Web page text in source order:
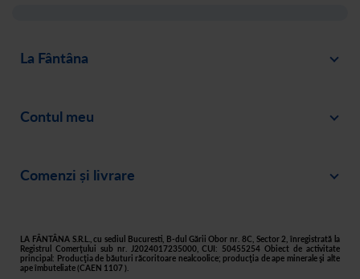
La Fântâna
Despre noi
Recomandă un prieten
Filtre apă acasă
Contul meu
Creează-ți cont
Asistență
Comenzi și livrare
Livrare
Retur
LA FÂNTÂNA S.R.L., cu sediul Bucuresti, B-dul Gării Obor nr. 8C, Sector 2, înregistrată la
Registrul Comerţului sub nr. J2024017235000, CUI: 50455254 Obiect de activitate
principal: Producţia de băuturi răcoritoare nealcoolice; producţia de ape minerale şi alte
ape îmbuteliate (CAEN 1107 ).